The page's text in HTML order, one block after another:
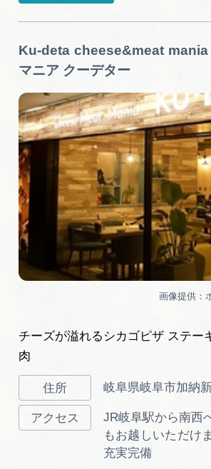
Ku-deta cheese&meat mania
マニア クーデター
チーズが溢れるシカゴピザ ステー
肉
岐阜県岐阜市加納
JR岐阜駅から南西
もお越しいただけ
充実完備